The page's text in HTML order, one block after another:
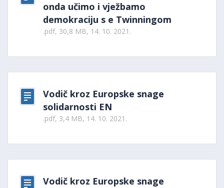
onda učimo i vježbamo
demokraciju s e Twinningom
.pdf, 30,8 MB, 14. 10. 2021.
Vodič kroz Europske snage
solidarnosti EN
.pdf, 3,4 MB, 14. 10. 2021.
Vodič kroz Europske snage